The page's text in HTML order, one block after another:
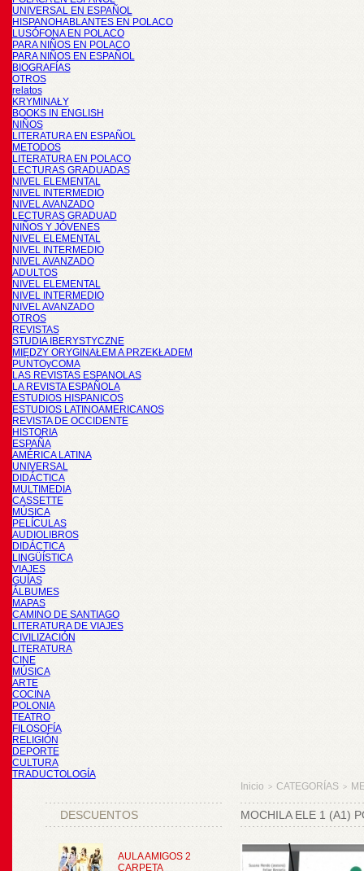
UNIVERSAL EN ESPAÑOL
HISPANOHABLANTES EN POLACO
LUSÓFONA EN POLACO
PARA NIÑOS EN POLACO
PARA NIÑOS EN ESPAÑOL
BIOGRAFÍAS
OTROS
relatos
KRYMINAŁY
BOOKS IN ENGLISH
NIÑOS
LITERATURA EN ESPAÑOL
METODOS
LITERATURA EN POLACO
LECTURAS GRADUADAS
NIVEL ELEMENTAL
NIVEL INTERMEDIO
NIVEL AVANZADO
LECTURAS GRADUAD
NIÑOS Y JÓVENES
NIVEL ELEMENTAL
NIVEL INTERMEDIO
NIVEL AVANZADO
ADULTOS
NIVEL ELEMENTAL
NIVEL INTERMEDIO
NIVEL AVANZADO
OTROS
REVISTAS
STUDIA IBERYSTYCZNE
MIĘDZY ORYGINAŁEM A PRZEKŁADEM
PUNTOyCOMA
LAS REVISTAS ESPANOLAS
LA REVISTA ESPAÑOLA
ESTUDIOS HISPANICOS
ESTUDIOS LATINOAMERICANOS
REVISTA DE OCCIDENTE
HISTORIA
ESPAÑA
AMÉRICA LATINA
UNIVERSAL
DIDÁCTICA
MULTIMEDIA
CASSETTE
MÚSICA
PELÍCULAS
AUDIOLIBROS
DIDÁCTICA
LINGÜÍSTICA
VIAJES
GUÍAS
ÁLBUMES
MAPAS
CAMINO DE SANTIAGO
LITERATURA DE VIAJES
CIVILIZACIÓN
LITERATURA
CINE
MÚSICA
ARTE
COCINA
POLONIA
TEATRO
FILOSOFÍA
RELIGIÓN
DEPORTE
CULTURA
TRADUCTOLOGÍA
DESCUENTOS
AULA AMIGOS 2
CARPETA
Inicio > CATEGORÍAS >
MOCHILA ELE 1 (A1)